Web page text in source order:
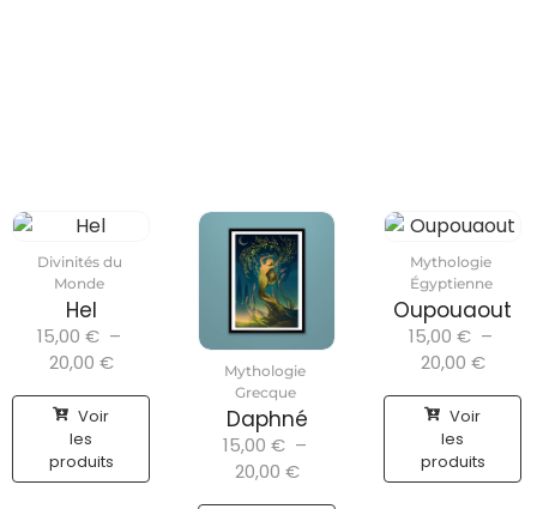
Divinités du
Monde
Hel
15,00 € –
20,00 €
Voir
les
produits
Mythologie
Grecque
Daphné
15,00 € –
20,00 €
Mythologie
Égyptienne
Oupouaout
15,00 € –
20,00 €
Voir
les
produits